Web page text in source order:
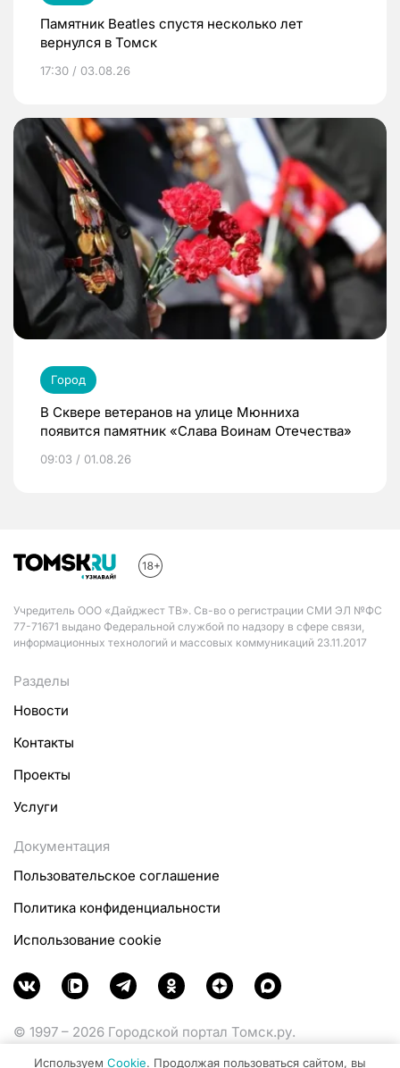
Памятник Beatles спустя несколько лет
вернулся в Томск
17:30 / 03.08.26
Город
В Сквере ветеранов на улице Мюнниха
появится памятник «Слава Воинам Отечества»
09:03 / 01.08.26
Учредитель ООО «Дайджест ТВ». Св-во о регистрации СМИ ЭЛ №ФС
77-71671 выдано Федеральной службой по надзору в сфере связи,
информационных технологий и массовых коммуникаций 23.11.2017
Разделы
Новости
Контакты
Проекты
Услуги
Документация
Пользовательское соглашение
Политика конфиденциальности
Использование cookie
© 1997 – 2026 Городской портал Томск.ру.
Используем Cookie. Продолжая пользоваться сайтом, вы